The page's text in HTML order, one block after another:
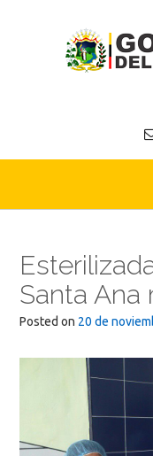
Santa Ana
Posted on 20 de